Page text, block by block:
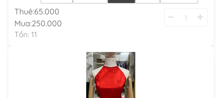
Thuê:65.000
Mua:250.000
Tồn: 11